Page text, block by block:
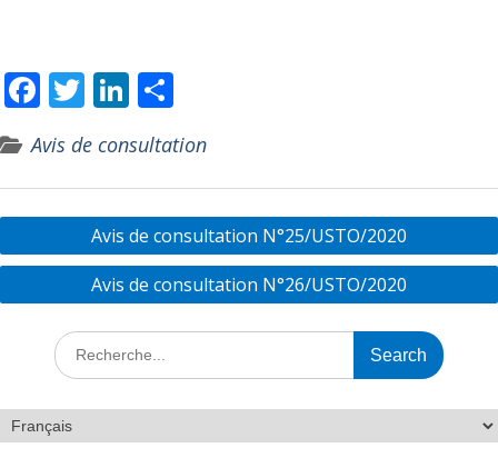
F
ac
e
b
o
o
k
T
itt
er
Li
k
e
dI
n
ar
ta
g
er
Avis de consultation
Avis de consultation N°25/USTO/2020
Avis de consultation N°26/USTO/2020